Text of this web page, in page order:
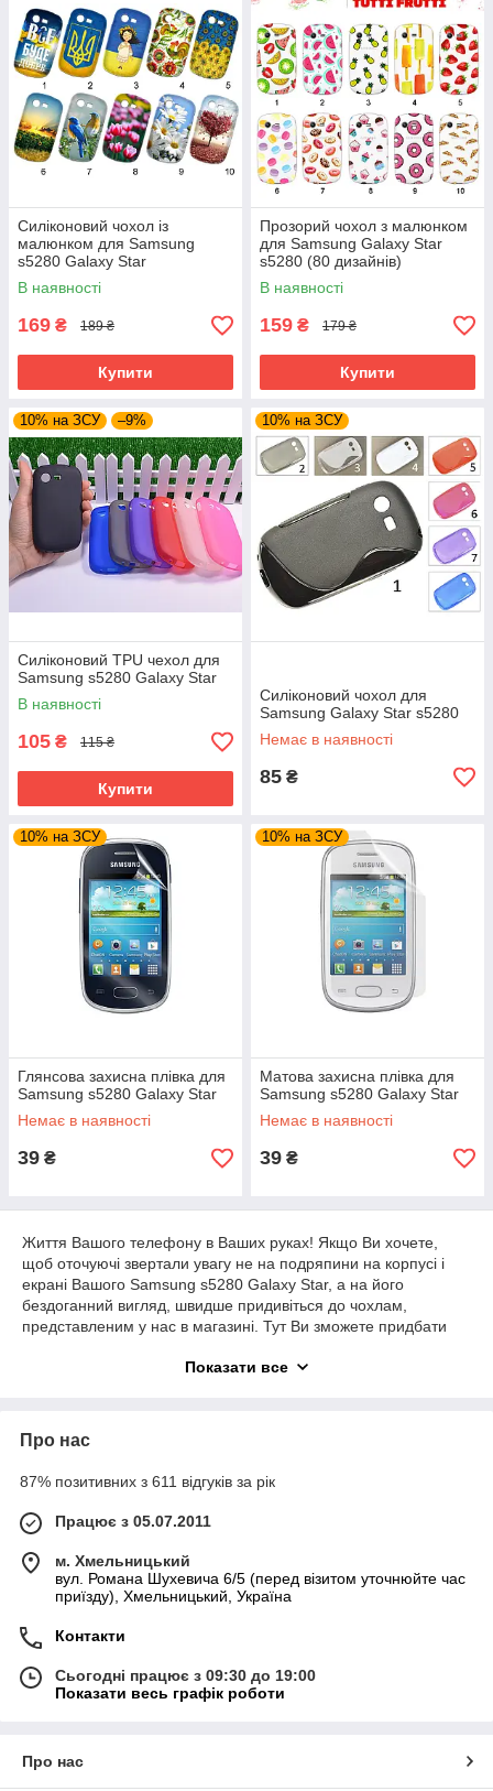
Силіконовий чохол із
малюнком для Samsung
s5280 Galaxy Star
В наявності
169 ₴ 189 ₴
Купити
Прозорий чохол з малюнком
для Samsung Galaxy Star
s5280 (80 дизайнів)
В наявності
159 ₴ 179 ₴
Купити
10% на ЗСУ –9%
Силіконовий TPU чехол для
Samsung s5280 Galaxy Star
В наявності
105 ₴ 115 ₴
Купити
10% на ЗСУ
Силіконовий чохол для
Samsung Galaxy Star s5280
Немає в наявності
85 ₴
10% на ЗСУ
Глянсова захисна плівка для
Samsung s5280 Galaxy Star
Немає в наявності
39 ₴
10% на ЗСУ
Матова захисна плівка для
Samsung s5280 Galaxy Star
Немає в наявності
39 ₴
Життя Вашого телефону в Ваших руках! Якщо Ви хочете,
щоб оточуючі звертали увагу не на подряпини на корпусі і
екрані Вашого Samsung s5280 Galaxy Star, а на його
бездоганний вигляд, швидше придивіться до чохлам,
представленим у нас в магазині. Тут Ви зможете придбати
приємною та вигідною ціною!
дизайні чохла на Samsung s5280 передбачений швидкий
Фактура чохла не дозволить телефону ковзати в Ваших
найбільш підходящу модель чохла.
Телефон надежно крепится задней крышкой к откидным
чехлам на Samsung s5280 и не слетает. Такие чехлы
предотвратят появление потертостей не только на корпусе,
Star
идеально повторяет форму телефона. Чтобы сделать
мобильный из чехла.
Показати все
Про нас
87% позитивних з 611 відгуків за рік
Працює з 05.07.2011
м. Хмельницький
вул. Романа Шухевича 6/5 (перед візитом уточнюйте час
приїзду), Хмельницький, Україна
Контакти
Сьогодні працює з 09:30 до 19:00
Показати весь графік роботи
Про нас